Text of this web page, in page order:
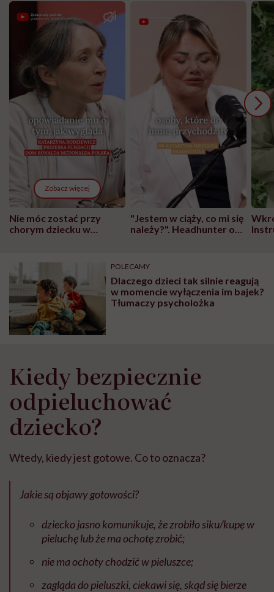
Zobacz więcej
Nie móc zostać przy
chorym dziecku w
może chyba tylko
głupota i brak
wyobraźni"
"Jestem w ciąży, co mi się
należy?". Headhunter o
pracy
POLECAMY
Dlaczego dzieci tak silnie reagują
w momencie wyłączenia im bajek?
Tłumaczy psycholożka
Kiedy bezpiecznie
odpieluchować
dziecko?
Wtedy, kiedy jest gotowe. Co to oznacza?
Jakie są objawy gotowości?
dziecko jasno komunikuje, że zrobiło siku/kupę w
pieluchę lub że ma ochotę zrobić;
nie ma ochoty chodzić w pieluszce;
zagląda do pieluszki, ciekawi się, skąd się bierze